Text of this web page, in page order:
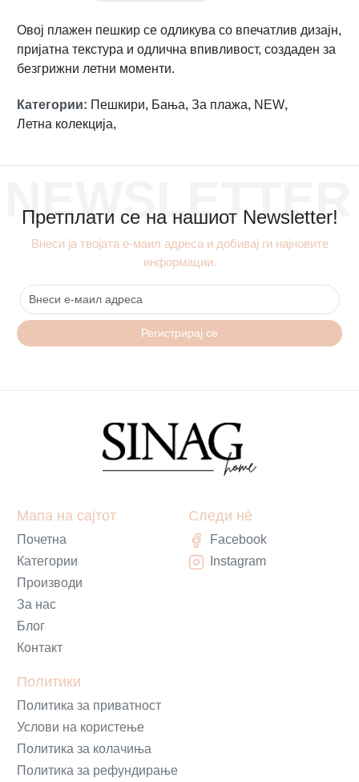
Овој плажен пешкир се одликува со впечатлив дизајн,
пријатна текстура и одлична впивливост, создаден за
безгрижни летни моменти.
Категории: Пешкири, Бања, За плажа, NEW,
Летна колекција,
NEWSLETTER
Претплати се на нашиот Newsletter!
Внеси ја твојата е-маил адреса и добивај ги најновите
информации.
Регистрирај се
Мапа на сајтот
Почетна
Категории
Производи
За нас
Блог
Контакт
Политики
Политика за приватност
Услови на користење
Политика за колачиња
Политика за рефундирање
Следи нè
Facebook
Instagram